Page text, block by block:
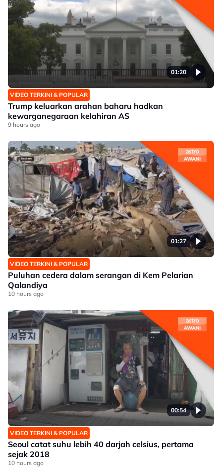
01:20
VIDEO TERKINI & POPULAR
Trump keluarkan arahan baharu hadkan
kewarganegaraan kelahiran AS
9 hours ago
01:27
VIDEO TERKINI & POPULAR
Puluhan cedera dalam serangan di Kem Pelarian
Qalandiya
10 hours ago
00:54
VIDEO TERKINI & POPULAR
Seoul catat suhu lebih 40 darjah celsius, pertama
sejak 2018
10 hours ago